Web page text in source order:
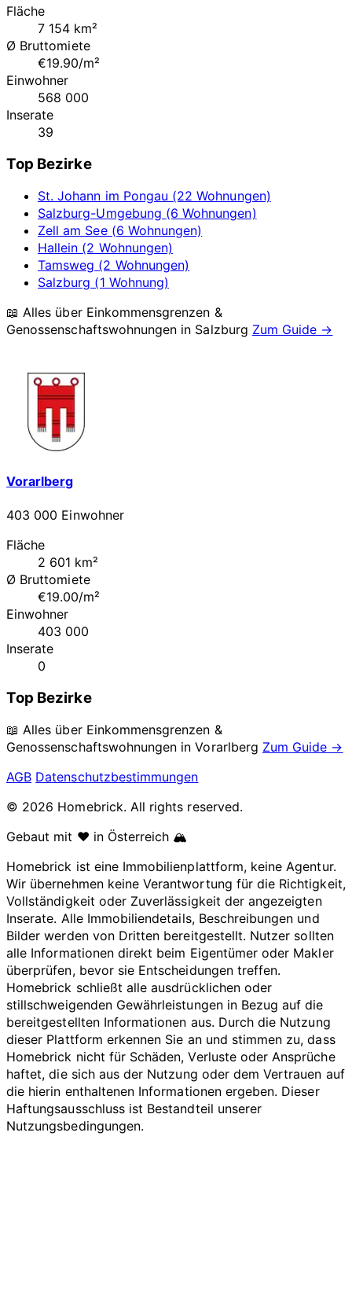
Fläche
7 154 km²
Ø Bruttomiete
€19.90/m²
Einwohner
568 000
Inserate
39
Top Bezirke
St. Johann im Pongau (22 Wohnungen)
Salzburg-Umgebung (6 Wohnungen)
Zell am See (6 Wohnungen)
Hallein (2 Wohnungen)
Tamsweg (2 Wohnungen)
Salzburg (1 Wohnung)
📖 Alles über Einkommensgrenzen &
Genossenschaftswohnungen in Salzburg Zum Guide →
Vorarlberg
403 000 Einwohner
Fläche
2 601 km²
Ø Bruttomiete
€19.00/m²
Einwohner
403 000
Inserate
0
Top Bezirke
📖 Alles über Einkommensgrenzen &
Genossenschaftswohnungen inVorarlberg Zum Guide →
AGB Datenschutzbestimmungen
© 2026 Homebrick. All rights reserved.
Gebaut mit ❤️ in Österreich 🏔️
Homebrick ist eine Immobilienplattform, keine Agentur.
Wir übernehmen keine Verantwortung für die Richtigkeit,
Vollständigkeit oder Zuverlässigkeit der angezeigten
Inserate. Alle Immobiliendetails, Beschreibungen und
Bilder werden von Dritten bereitgestellt. Nutzer sollten
alle Informationen direkt beim Eigentümer oder Makler
überprüfen, bevor sie Entscheidungen treffen.
Homebrick schließt alle ausdrücklichen oder
stillschweigenden Gewährleistungen in Bezug auf die
bereitgestellten Informationen aus. Durch die Nutzung
dieser Plattform erkennen Sie an und stimmen zu, dass
Homebrick nicht für Schäden, Verluste oder Ansprüche
haftet, die sich aus der Nutzung oder dem Vertrauen auf
die hierin enthaltenen Informationen ergeben. Dieser
Haftungsausschluss ist Bestandteil unserer
Nutzungsbedingungen.